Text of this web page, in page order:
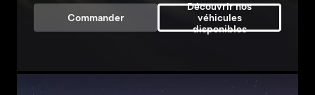
Commander
Découvrir nos
véhicules
disponibles